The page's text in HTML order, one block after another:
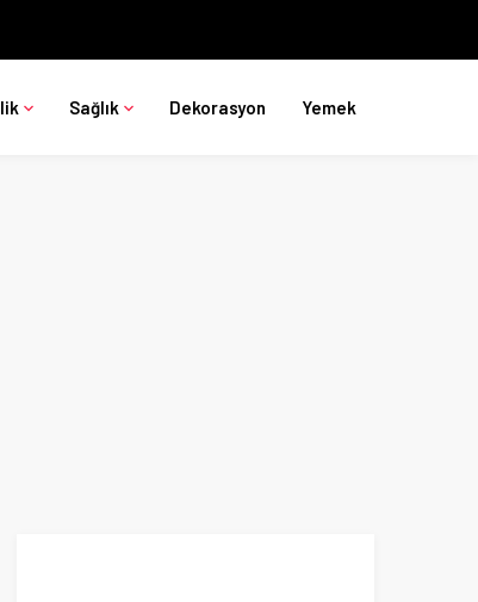
Sağlık Dekorasyon Yemek